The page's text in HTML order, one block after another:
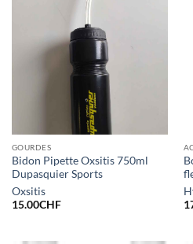
GOURDES
Bidon Pipette Oxsitis 750ml
Dupasquier Sports
Oxsitis
15.00CHF